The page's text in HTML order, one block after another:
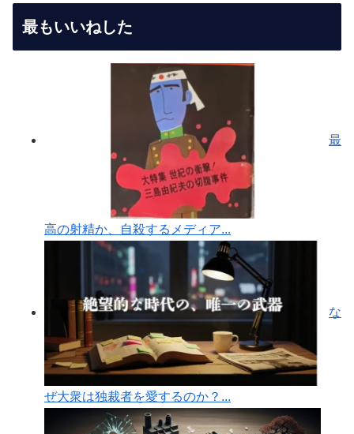
最もいいねした
最
高の射精か、自殺するメディア...
な
ぜ大衆は独裁者を愛するのか？...